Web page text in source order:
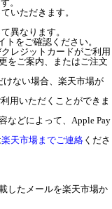
。
いただきます。
異なります。
トをご確認ください。
レジットカードがご利用
をご案内、またはご注文
ない場合、楽天市場が
用いただくことができま
などによって、Apple Pay
楽天市場までご連絡 くださ
したメールを楽天市場か